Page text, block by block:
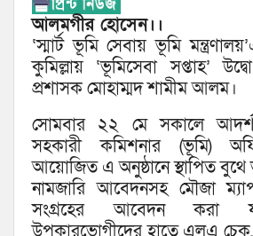
আলমগীর হোসেন।।
‘স্মার্ট ভূমি সেবায় ভূমি
কুমিল্লায় ‘ভূমিসেবা সপ্তাহ’
প্রশাসক মোহাম্মদ শামীম আলম।
সোমবার ২২ মে সকালে
সহকারী কমিশনার (ভূমি)
আয়োজিত এ অনুষ্ঠানে স্থাপিত
নামজারি আবেদনসহ মৌজা
সংগ্রহের আবেদন করা